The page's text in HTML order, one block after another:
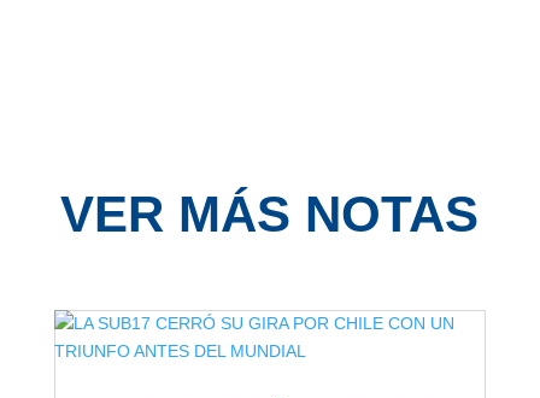
VER MÁS NOTAS